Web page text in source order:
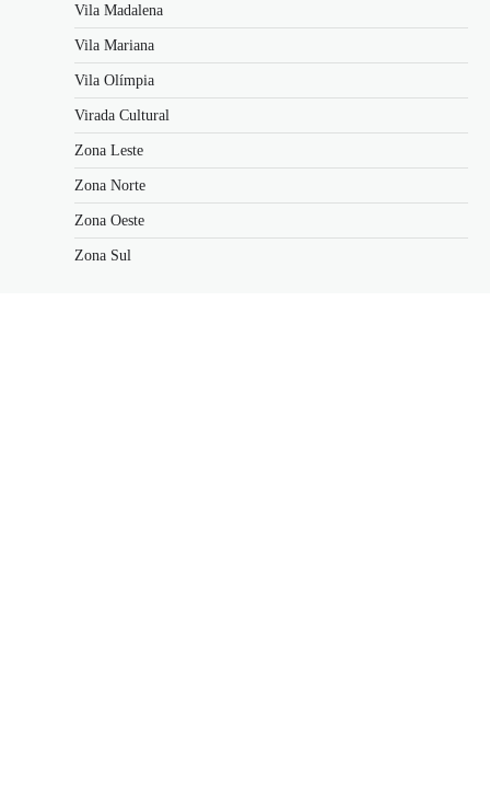
Vila Madalena
Vila Mariana
Vila Olímpia
Virada Cultural
Zona Leste
Zona Norte
Zona Oeste
Zona Sul